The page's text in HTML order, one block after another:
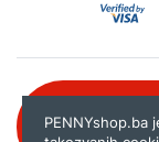
PENNYshop.ba